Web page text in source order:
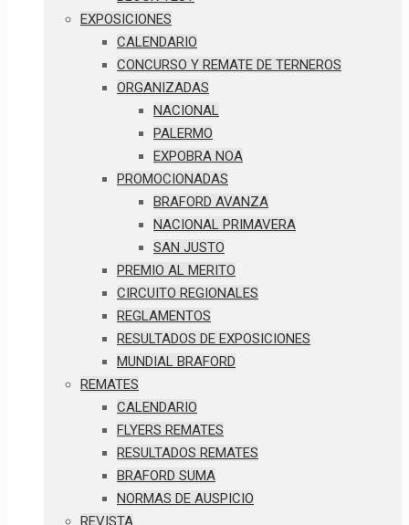
EXPOSICIONES
CALENDARIO
CONCURSO Y REMATE DE TERNEROS
ORGANIZADAS
NACIONAL
PALERMO
EXPOBRA NOA
PROMOCIONADAS
BRAFORD AVANZA
NACIONAL PRIMAVERA
SAN JUSTO
PREMIO AL MERITO
CIRCUITO REGIONALES
REGLAMENTOS
RESULTADOS DE EXPOSICIONES
MUNDIAL BRAFORD
REMATES
CALENDARIO
FLYERS REMATES
RESULTADOS REMATES
BRAFORD SUMA
NORMAS DE AUSPICIO
REVISTA